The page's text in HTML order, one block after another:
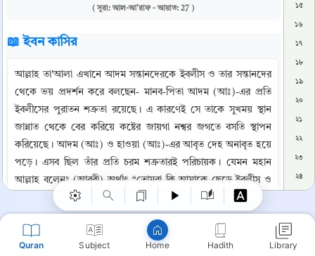
Quran Subject Home Hadith Library
( সূরা: আল-আ'রাফ - আয়াত: 27 )
📖 ইবন কাসির
আল্লাহ তা'আলা এখানে আদম সন্তানদেরকে ইবলীস ও তার সন্তানদের
থেকে ভয় প্রদর্শন করে বলছেন- মানব-পিতা আদম (আঃ)-এর প্রতি
ইবলীসের পুরাতন শক্রতা রয়েছে। এ কারণেই সে তাকে সুখময় স্থান
জান্নাত থেকে বের করিয়ে কষ্টের জায়গা নশ্বর জগতে বসতি স্থাপন
করিয়েছে। আদম (আঃ) ও হাওয়া (আঃ)-এর আবৃত দেহ অনাবৃত হয়ে
পড়ে। এসব ছিল তাঁর প্রতি চরম শক্রতারই পরিচায়ক। যেমন মহান
আল্লাহ বলেনঃ (আরবী) অর্থাৎ “তোমরা কি আমাকে ছেড়ে ইবলীস ও
তার সন্তানদেরকে নিজেদের বন্ধু বানিয়ে নিচ্ছ? অথচ তারা তো
তোমাদের শত্রু! অত্যাচারীদের জন্যে জঘন্য প্রতিদান রয়েছে।”(১৮:৫০)
📚 তাফসিরে তাবারি
১৫
১৬
১৭
১৮
১৯
২০
২১
২২
২৩
২৪
২৬
Copy